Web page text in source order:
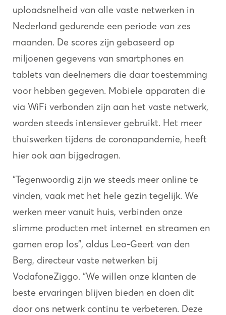
uploadsnelheid van alle vaste netwerken in
Nederland gedurende een periode van zes
maanden. De scores zijn gebaseerd op
miljoenen gegevens van smartphones en
tablets van deelnemers die daar toestemming
voor hebben gegeven. Mobiele apparaten die
via WiFi verbonden zijn aan het vaste netwerk,
worden steeds intensiever gebruikt. Het meer
thuiswerken tijdens de coronapandemie, heeft
hier ook aan bijgedragen.
“Tegenwoordig zijn we steeds meer online te
vinden, vaak met het hele gezin tegelijk. We
werken meer vanuit huis, verbinden onze
slimme producten met internet en streamen en
gamen erop los”, aldus Leo-Geert van den
Berg, directeur vaste netwerken bij
VodafoneZiggo. “We willen onze klanten de
beste ervaringen blijven bieden en doen dit
door ons netwerk continu te verbeteren. Deze